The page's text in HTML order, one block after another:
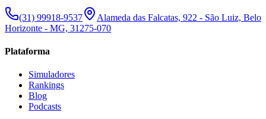
(31) 99918-9537
Alameda das Falcatas, 922 - São Luiz, Belo
Horizonte - MG, 31275-070
Plataforma
Simuladores
Rankings
Blog
Podcasts